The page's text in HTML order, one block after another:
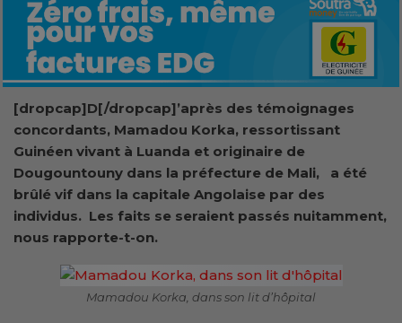
[dropcap]D[/dropcap]’après des témoignages
concordants, Mamadou Korka, ressortissant
Guinéen vivant à Luanda et originaire de
Dougountouny dans la préfecture de Mali, a été
brûlé vif dans la capitale Angolaise par des
individus. Les faits se seraient passés nuitamment,
nous rapporte-t-on.
Mamadou Korka, dans son lit d’hôpital